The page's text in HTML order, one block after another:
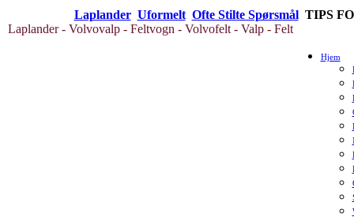
Laplander Uformelt Ofte Stilte Spørsmål TIPS
Laplander - Volvovalp - Feltvogn - Volvofelt - Valp - Felt
Hjem